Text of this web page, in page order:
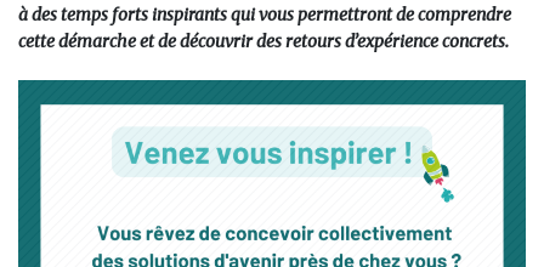
à des temps forts inspirants qui vous permettront de comprendre
cette démarche et de découvrir des retours d’expérience concrets.